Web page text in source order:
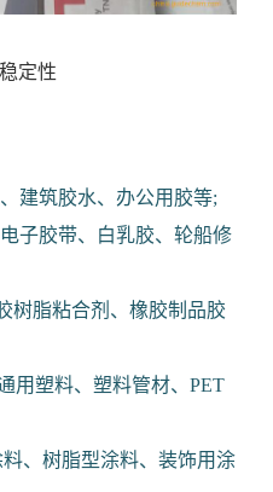
定性
建筑胶水、办公用胶等;
子胶带、白乳胶、轮船修
树脂粘合剂、橡胶制品胶